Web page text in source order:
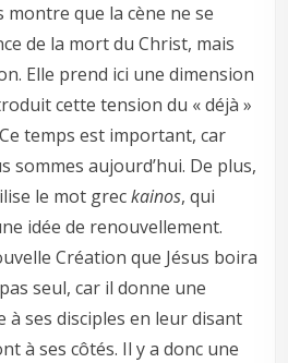
que la cène ne se
de la mort du Christ, mais
Elle prend ici une dimension
cette tension du « déjà »
temps est important, car
sommes aujourd’hui. De plus,
le mot greckainos, qui
idée de renouvellement.
Création que Jésus boira
seul, car il donne une
à ses disciples en leur disant
à ses côtés. Il y a donc une